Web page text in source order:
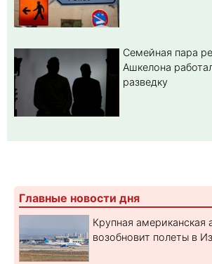
Семейная пара
Ашкелона
разведку
Главные новости дня
Крупная американская
возобновит полеты в